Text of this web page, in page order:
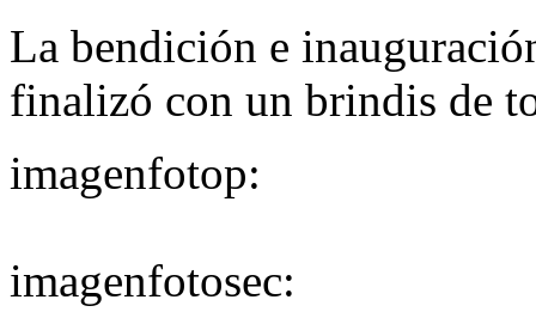
La bendición e
finalizó con un brindis de
imagenfotop:
imagenfotosec: